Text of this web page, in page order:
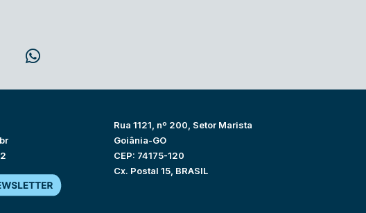
Rua 1121, nº 200, Setor Marista
Goiânia-GO
CEP: 74175-120
Cx. Postal 15, BRASIL